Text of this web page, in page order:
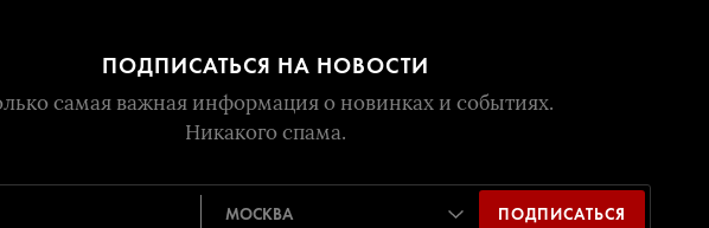
ПОДПИСАТЬСЯ НА НОВОСТИ
самая важная информация о новинках и событиях.
Никакого спама.
ПОДПИСАТЬСЯ